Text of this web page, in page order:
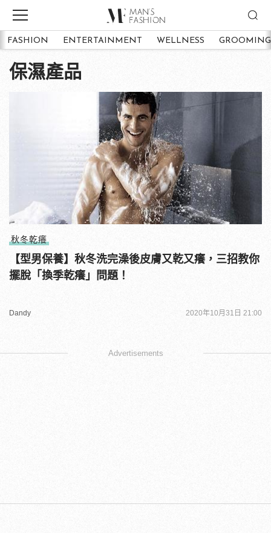
FASHION ENTERTAINMENT WELLNESS GROOMING
保濕產品
秋冬乾癢
【型男保養】秋冬洗完澡後皮膚又乾又癢，三招教你
擺脫「換季乾癢」問題！
Dandy 2020年10月31日 21:00
Advertisements